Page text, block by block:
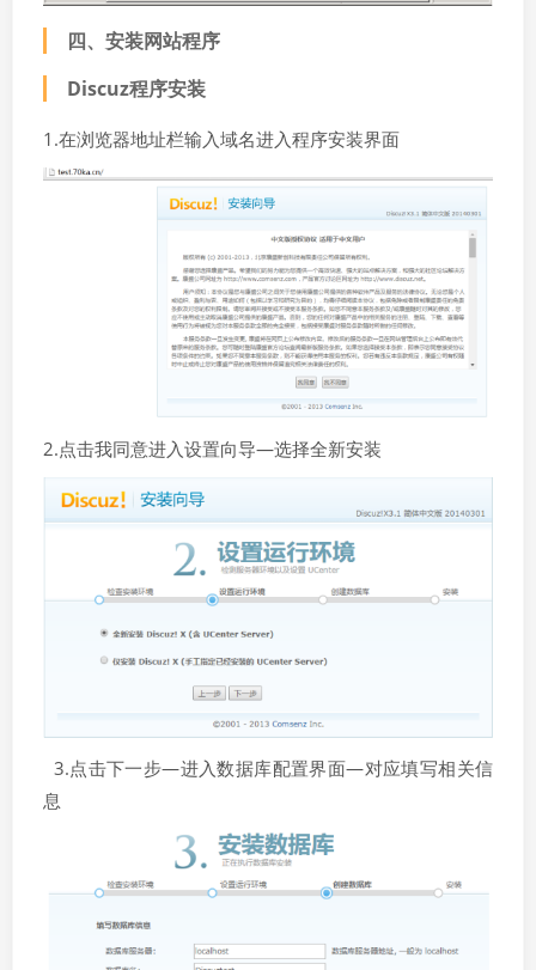
四、安装网站程序
Discuz程序安装
1.在浏览器地址栏输入域名进入程序安装界面
2.点击我同意进入设置向导—选择全新安装
3.点击下一步—进入数据库配置界面—对应填写相关信
息